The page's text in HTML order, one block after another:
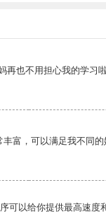
再也不用担心我的学习啦
富，可以满足我不同的
可以给你提供最高速度